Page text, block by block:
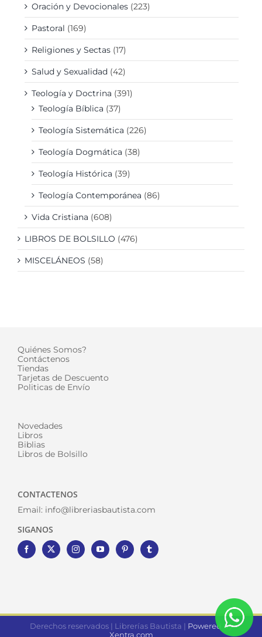
Oración y Devocionales (223)
Pastoral (169)
Religiones y Sectas (17)
Salud y Sexualidad (42)
Teología y Doctrina (391)
Teología Bíblica (37)
Teología Sistemática (226)
Teología Dogmática (38)
Teología Histórica (39)
Teología Contemporánea (86)
Vida Cristiana (608)
LIBROS DE BOLSILLO (476)
MISCELÁNEOS (58)
Quiénes Somos?
Contáctenos
Tiendas
Tarjetas de Descuento
Politicas de Envío
Novedades
Libros
Biblias
Libros de Bolsillo
CONTACTENOS
Email: info@libreriasbautista.com
SIGANOS
Derechos reservados | Librerías Bautista | Powered by
Xentra.com